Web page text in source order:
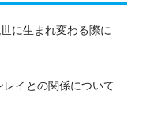
に生まれ変わる際に
イとの関係について